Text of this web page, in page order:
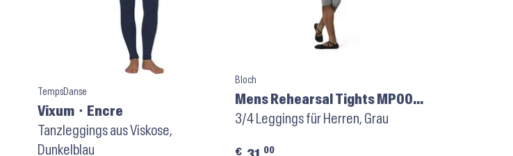
TempsDanse
Vixum ⬝ Encre
Tanzleggings aus Viskose,
Dunkelblau
Bloch
Mens Rehearsal Tights MP003
⬝ Grey
3/4 Leggings für Herren, Grau
€ 00